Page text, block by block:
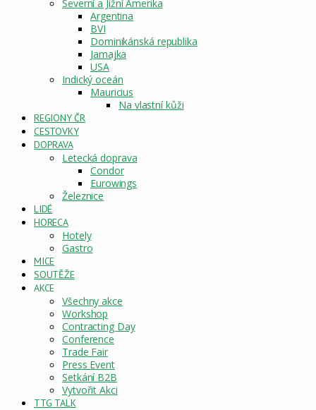
Severní a Jižní Amerika
Argentina
BVI
Dominikánská republika
Jamajka
USA
Indický oceán
Mauricius
Na vlastní kůži
REGIONY ČR
CESTOVKY
DOPRAVA
Letecká doprava
Condor
Eurowings
Železnice
LIDÉ
HORECA
Hotely
Gastro
MICE
SOUTĚŽE
AKCE
Všechny akce
Workshop
Contracting Day
Conference
Trade Fair
Press Event
Setkání B2B
Vytvořit Akci
TTG TALK